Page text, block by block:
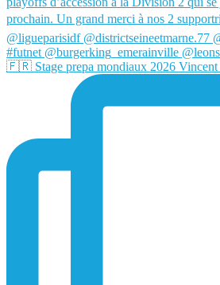
🇫🇷 Stage prepa mondiaux 2026 Vincent